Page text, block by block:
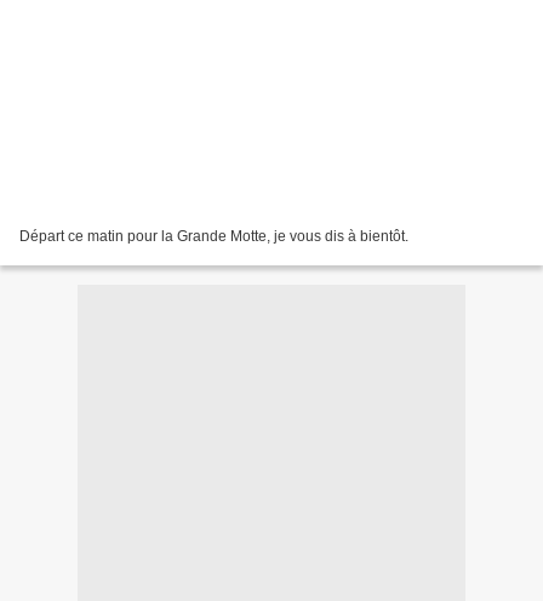
Départ ce matin pour la Grande Motte, je vous dis à bientôt.